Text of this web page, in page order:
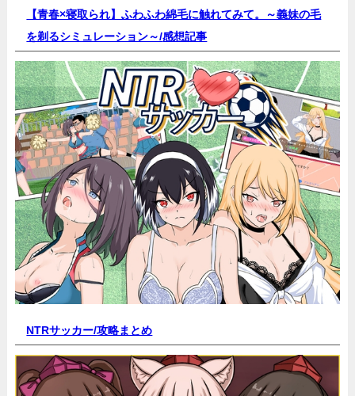
【青春×寝取られ】ふわふわ綿毛に触れてみて。～義妹の毛
を剃るシミュレーション～/感想記事
NTRサッカー/攻略まとめ